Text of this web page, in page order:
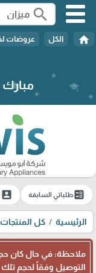
search
home الكل عروضات
مبارك
ballotطلباتي السابقة account_box
الرئيسية كل المنتجات
ملاحظة: في حال كان
التوصيل وفقاً لحجم تلك